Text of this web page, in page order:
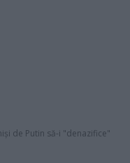
de Putin să-i "denazifice"